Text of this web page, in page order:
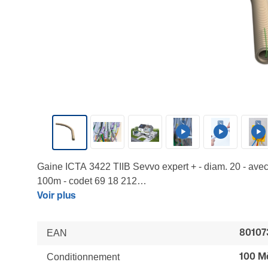
Gaine ICTA 3422 TIIB Sevvo expert + - diam. 20 -
100m - codet 69 18 212
Répond aux exigences Enedis pour les installations
composants de repérage, de racordement et
LES + : mise en oeuvre facilitée - applications diverses
Voir plus
EAN
Conditionnement 100